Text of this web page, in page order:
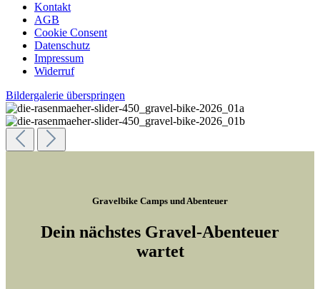
Kontakt
AGB
Cookie Consent
Datenschutz
Impressum
Widerruf
Bildergalerie überspringen
Gravelbike Camps und Abenteuer
Dein nächstes Gravel-Abenteuer
wartet